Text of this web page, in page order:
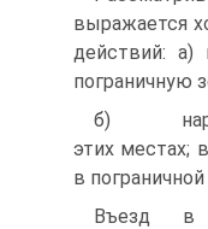
выражается
действий: а)
пограничную
б)
этих местах;
в
Въезд в